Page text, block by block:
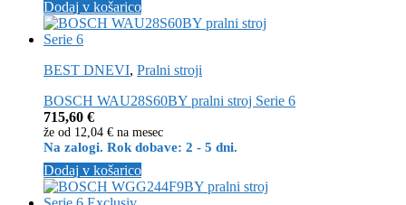
Dodaj v košarico
BEST DNEVI, Pralni stroji
BOSCH WAU28S60BY pralni stroj Serie 6
715,60 €
že od 12,04 € na mesec
Na zalogi. Rok dobave: 2 - 5 dni.
Dodaj v košarico